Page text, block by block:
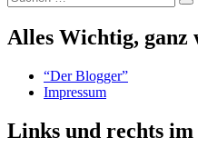
Brüder
–
Lüge
vom
nach:
Alles Wichtig, ganz
“Der Blogger”
Impressum
Links und rechts